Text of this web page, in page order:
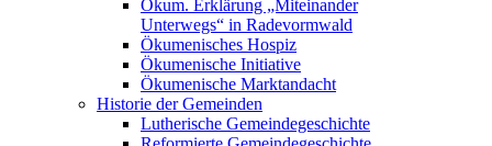
Ökum. Erklärung „Miteinander
Unterwegs“ in Radevormwald
Ökumenisches Hospiz
Ökumenische Initiative
Ökumenische Marktandacht
Historie der Gemeinden
Lutherische Gemeindegeschichte